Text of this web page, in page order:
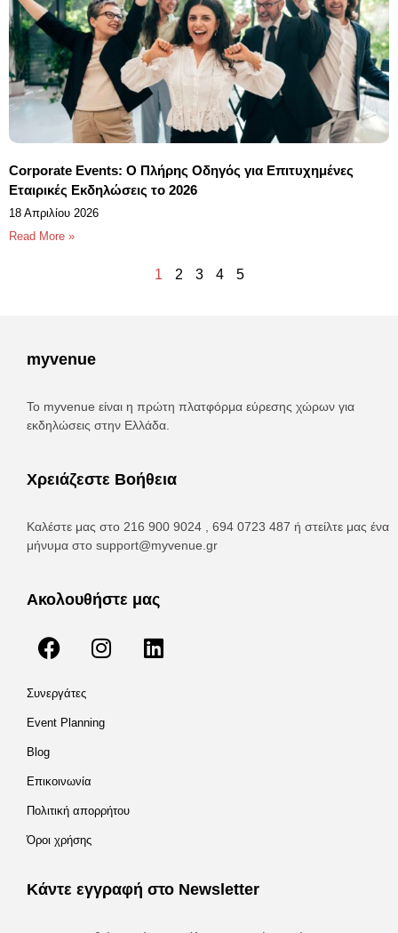
Corporate Events: Ο Πλήρης Οδηγός για Επιτυχημένες
Εταιρικές Εκδηλώσεις το 2026
18 Απριλίου 2026
Read More »
1 2 3 4 5
myvenue
Το myvenue είναι η πρώτη πλατφόρμα εύρεσης χώρων για
εκδηλώσεις στην Ελλάδα.
Χρειάζεστε Βοήθεια
Καλέστε μας στο 216 900 9024 , 694 0723 487 ή στείλτε μας ένα
μήνυμα στο support@myvenue.gr
Ακολουθήστε μας
Συνεργάτες
Event Planning
Blog
Επικοινωνία
Πολιτική απορρήτου
Όροι χρήσης
Κάντε εγγραφή στο Newsletter